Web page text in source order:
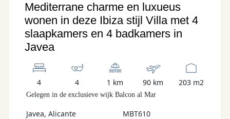
Mediterrane charme en luxueus
wonen in deze Ibiza stijl Villa met 4
slaapkamers en 4 badkamers in
Javea
4 4 1 km 90 km 203 m2
Gelegen in de exclusieve wijk Balcon al Mar
Javea, Alicante MBT610